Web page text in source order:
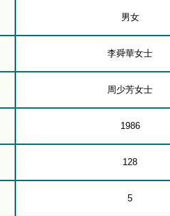
男女
李舜華女士
周少芳女士
1986
128
5